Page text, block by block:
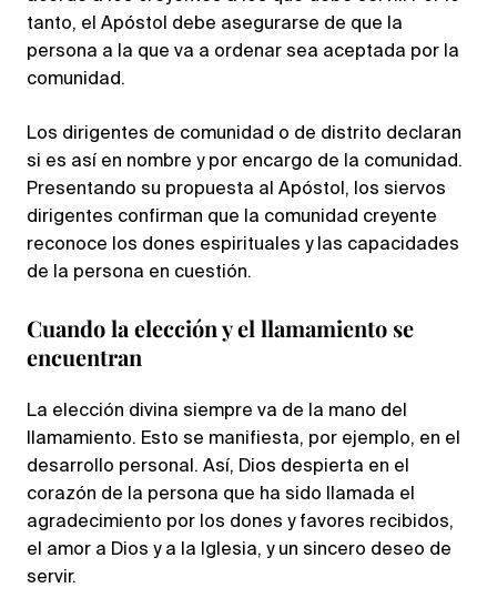
tanto, el Apóstol debe asegurarse de que la
persona a la que va a ordenar sea aceptada por la
comunidad.
Los dirigentes de comunidad o de distrito declaran
si es así en nombre y por encargo de la comunidad.
Presentando su propuesta al Apóstol, los siervos
dirigentes confirman que la comunidad creyente
reconoce los dones espirituales y las capacidades
de la persona en cuestión.
Cuando la elección y el llamamiento se
encuentran
La elección divina siempre va de la mano del
llamamiento. Esto se manifiesta, por ejemplo, en el
desarrollo personal. Así, Dios despierta en el
corazón de la persona que ha sido llamada el
agradecimiento por los dones y favores recibidos,
el amor a Dios y a la Iglesia, y un sincero deseo de
servir.